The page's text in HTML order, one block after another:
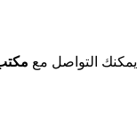
يمكنك التواصل مع